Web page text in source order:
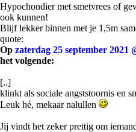
Hypochondier met smetvrees of
ook kunnen!
Blijf lekker binnen met je 1,5m
quote:
Op zaterdag 25 september 2021
het volgende:
[..]
klinkt als sociale angststoornis en
Leuk hé, mekaar nalullen
Jij vindt het zeker prettig om